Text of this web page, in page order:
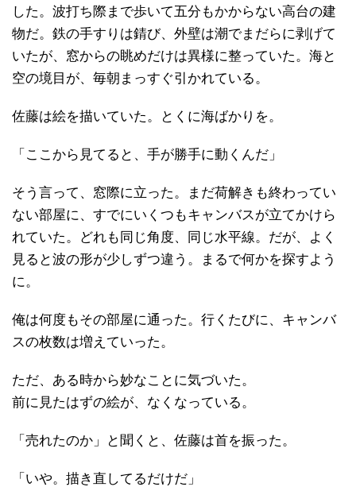
した。波打ち際まで歩いて五分もかからない高台の建
物だ。鉄の手すりは錆び、外壁は潮でまだらに剥げて
いたが、窓からの眺めだけは異様に整っていた。海と
空の境目が、毎朝まっすぐ引かれている。
佐藤は絵を描いていた。とくに海ばかりを。
「ここから見てると、手が勝手に動くんだ」
そう言って、窓際に立った。まだ荷解きも終わってい
ない部屋に、すでにいくつもキャンバスが立てかけら
れていた。どれも同じ角度、同じ水平線。だが、よく
見ると波の形が少しずつ違う。まるで何かを探すよう
に。
俺は何度もその部屋に通った。行くたびに、キャンバ
スの枚数は増えていった。
ただ、ある時から妙なことに気づいた。
前に見たはずの絵が、なくなっている。
「売れたのか」と聞くと、佐藤は首を振った。
「いや。描き直してるだけだ」